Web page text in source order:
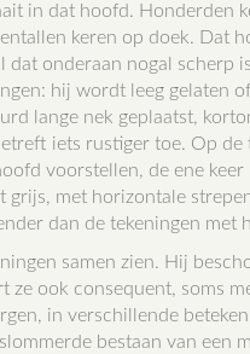
in dat hoofd. Honderden
keren op doek. Dat
onderaan nogal scherp
hij wordt leeg gelaten
lange nek geplaatst,
iets rustiger toe. Op
voorstellen, de ene
grijs, met horizontale
dan de tekeningen met
samen zien. Hij
ze ook consequent, soms
in verschillende
bestaan van een